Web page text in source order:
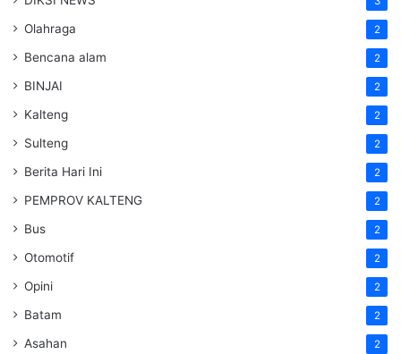
Olahraga 2
Bencana alam 2
BINJAI 2
Kalteng 2
Sulteng 2
Berita Hari Ini 2
PEMPROV KALTENG 2
Bus 2
Otomotif 2
Opini 2
Batam 2
Asahan 2